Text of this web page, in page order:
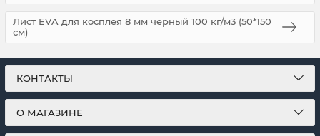
Лист EVA для косплея 8 мм черный 100 кг/м3 (50*150
см)
КОНТАКТЫ
О МАГАЗИНЕ